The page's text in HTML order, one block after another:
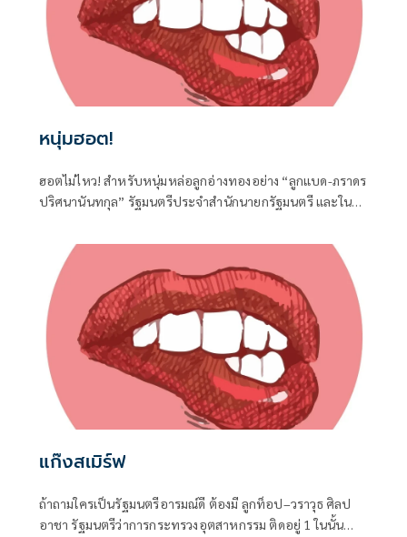
หนุ่มฮอต!
ฮอตไม่ไหว! สำหรับหนุ่มหล่อลูกอ่างทองอย่าง “ลูกแบด-ภราดร
ปริศนานันทกุล” รัฐมนตรีประจำสำนักนายกรัฐมนตรี และใน
รอบวันคล้ายวันเกิด 77 ปี ของนายประภัตร โพธสุธน
สส.สุพรรณบุรี จากค่ายเดียวกันที่จังหวัดสุพรรณบุรี เมื่อวันที่ 1
สิงหาคมที่ผ่านมา
แก๊งสเมิร์ฟ
ถ้าถามใครเป็นรัฐมนตรีอารมณ์ดี ต้องมี ลูกท็อป–วราวุธ ศิลป
อาชา รัฐมนตรีว่าการกระทรวงอุตสาหกรรม ติดอยู่ 1 ในนั้น